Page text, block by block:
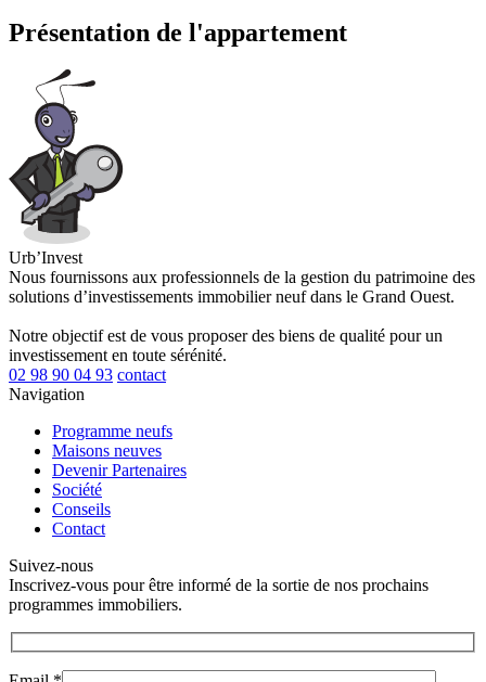
Présentation de l'appartement
Urb’Invest
Nous fournissons aux professionnels de la gestion du patrimoine des
solutions d’investissements immobilier neuf dans le Grand Ouest.
Notre objectif est de vous proposer des biens de qualité pour un
investissement en toute sérénité.
02 98 90 04 93 contact
Navigation
Programme neufs
Maisons neuves
Devenir Partenaires
Société
Conseils
Contact
Suivez-nous
Inscrivez-vous pour être informé de la sortie de nos prochains
programmes immobiliers.